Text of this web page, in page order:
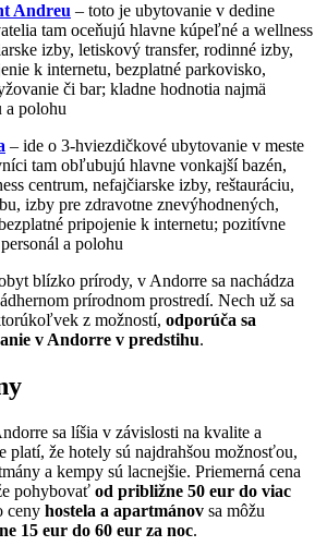
Andreu – toto je ubytovanie v dedine
tam oceňujú hlavne kúpeľné a wellness
izby, letiskový transfer, rodinné izby,
k internetu, bezplatné parkovisko,
či bar; kladne hodnotia najmä
a polohu
– ide o 3-hviezdičkové ubytovanie v meste
tam obľubujú hlavne vonkajší bazén,
centrum, nefajčiarske izby, reštauráciu,
izby pre zdravotne znevýhodnených,
pripojenie k internetu; pozitívne
a polohu
blízko prírody, v Andorre sa nachádza
prírodnom prostredí. Nech už sa
z možností, odporúča sa
v Andorre v predstihu.
sa líšia v závislosti na kvalite a
platí, že hotely sú najdrahšou možnosťou,
a kempy sú lacnejšie. Priemerná cena
pohybovať od približne 50 eur do viac
ceny hostela a apartmánov sa môžu
15 eur do 60 eur za noc.